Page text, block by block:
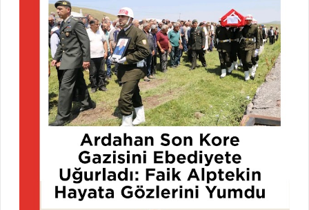
Güçlü internet altyapımız sayesinde Ardahan'ın nabzını
tutan tüm haberleri, Ardahan Gazetesi aracılığıyla dünya
genelindeki okuyucularımıza ulaştırmaya devam ediyoruz.
Ardahan'ın ve çevresinin güncel gelişmelerini, sıcak
olaylarını ve önemli duyurularını kaçırmamak için bizi
takipte kalın! Ardahanın Haberleri Ardahan Gazetesi
haber sitelerinde